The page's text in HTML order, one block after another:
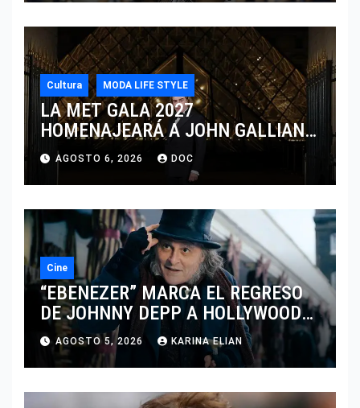
Cultura MODA LIFE STYLE
LA MET GALA 2027
HOMENAJEARÁ A JOHN GALLIANO
MARCANDO EL REGRESO DEL REY
DEL DRAMATISMO
AGOSTO 6, 2026 DOC
Cine
“EBENEZER” MARCA EL REGRESO
DE JOHNNY DEPP A HOLLYWOOD
TRAS SU PASO POR EL CINE
INDEPENDIENTE EUROPEO
AGOSTO 5, 2026 KARINA ELIAN